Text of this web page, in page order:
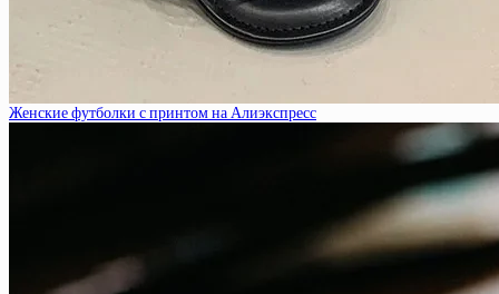
Женские футболки с принтом на Алиэкспресс